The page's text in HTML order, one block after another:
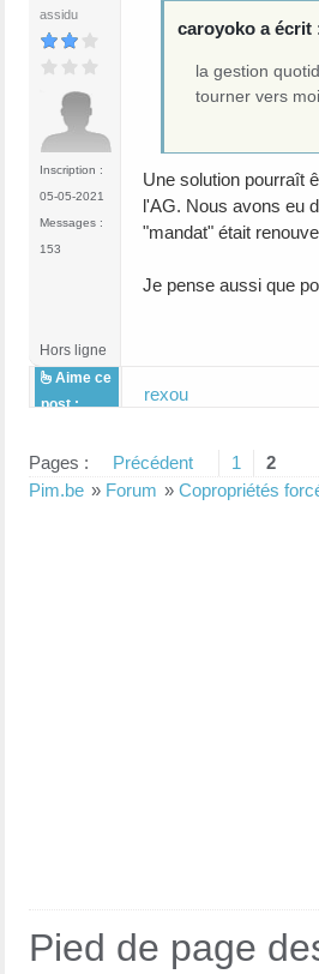
assidu
Inscription :
05-05-2021
Messages :
153
caroyoko a écrit
la gestion
tourner vers
Une solution pourraît
l'AG. Nous avons eu
"mandat" était
Je pense aussi que
Hors ligne
Aime ce
post :
rexou
Pages : Précédent 1
2
Pim.be » Forum » Copropriétés
Pied de page